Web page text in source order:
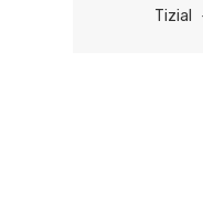
Tizial